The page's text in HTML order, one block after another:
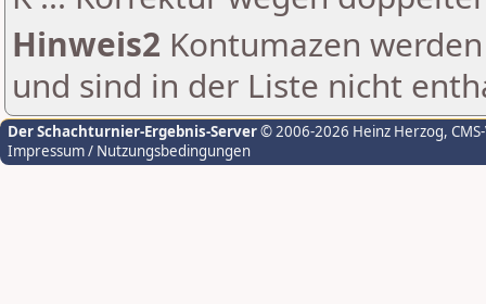
Hinweis2 Kontumazen
und sind in der Liste nicht
Der Schachturnier-Ergebnis-Server© 2006-2026 Heinz Herzog,
Impressum / Nutzungsbedingungen